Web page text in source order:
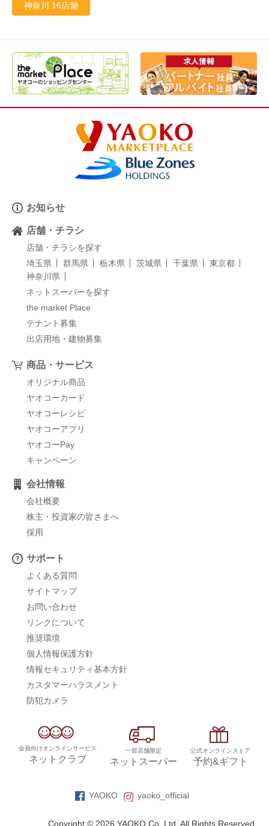
神奈川 16店舗
お知らせ
店舗・チラシ
店舗・チラシを探す
埼玉県
群馬県 栃木県 茨城県 千葉県
東京都
神奈川県
ネットスーパーを探す
the market Place
テナント募集
出店用地・建物募集
商品・サービス
オリジナル商品
ヤオコーカード
ヤオコーレシピ
ヤオコーアプリ
ヤオコーPay
キャンペーン
会社情報
会社概要
株主・投資家の皆さまへ
採用
サポート
よくある質問
サイトマップ
お問い合わせ
リンクについて
推奨環境
個人情報保護方針
情報セキュリティ基本方針
カスタマーハラスメント
防犯カメラ
会員向けオンラインサービス
ネットクラブ
一部店舗限定
ネットスーパー
公式オンラインストア
予約&ギフト
YAOKO yaoko_official
Copyright © 2026 YAOKO Co.,Ltd. All Rights Reserved.